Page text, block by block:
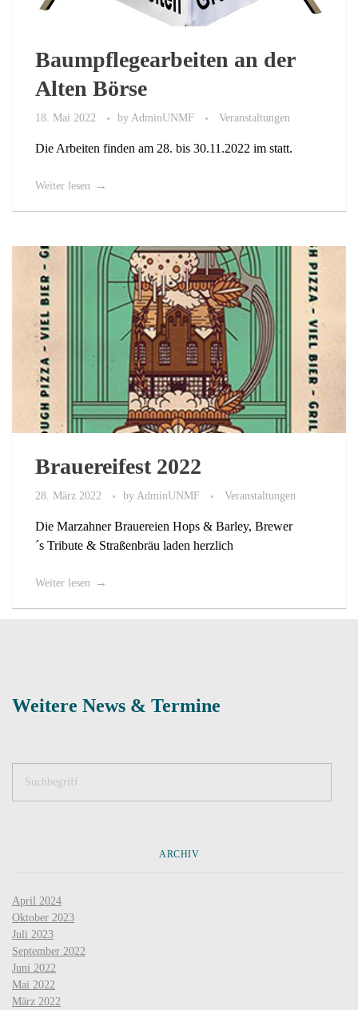
Baumpflegearbeiten an der
Alten Börse
18. Mai 2022 by AdminUNMF Veranstaltungen
Die Arbeiten finden am 28. bis 30.11.2022 im statt.
Weiter lesen
Brauereifest 2022
28. März 2022 by AdminUNMF Veranstaltungen
Die Marzahner Brauereien Hops & Barley, Brewer
´s Tribute & Straßenbräu laden herzlich
Weiter lesen
Weitere News & Termine
ARCHIV
April 2024
Oktober 2023
Juli 2023
September 2022
Juni 2022
Mai 2022
März 2022